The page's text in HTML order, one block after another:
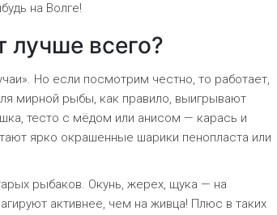
на Волге!
лучше всего?
Но если посмотрим честно, то работает,
мирной рыбы, как правило, выигрывают
тесто с мёдом или анисом — карась и
ярко окрашенные шарики пенопласта или
рыбаков. Окунь, жерех, щука — на
активнее, чем на живца! Плюс в таких